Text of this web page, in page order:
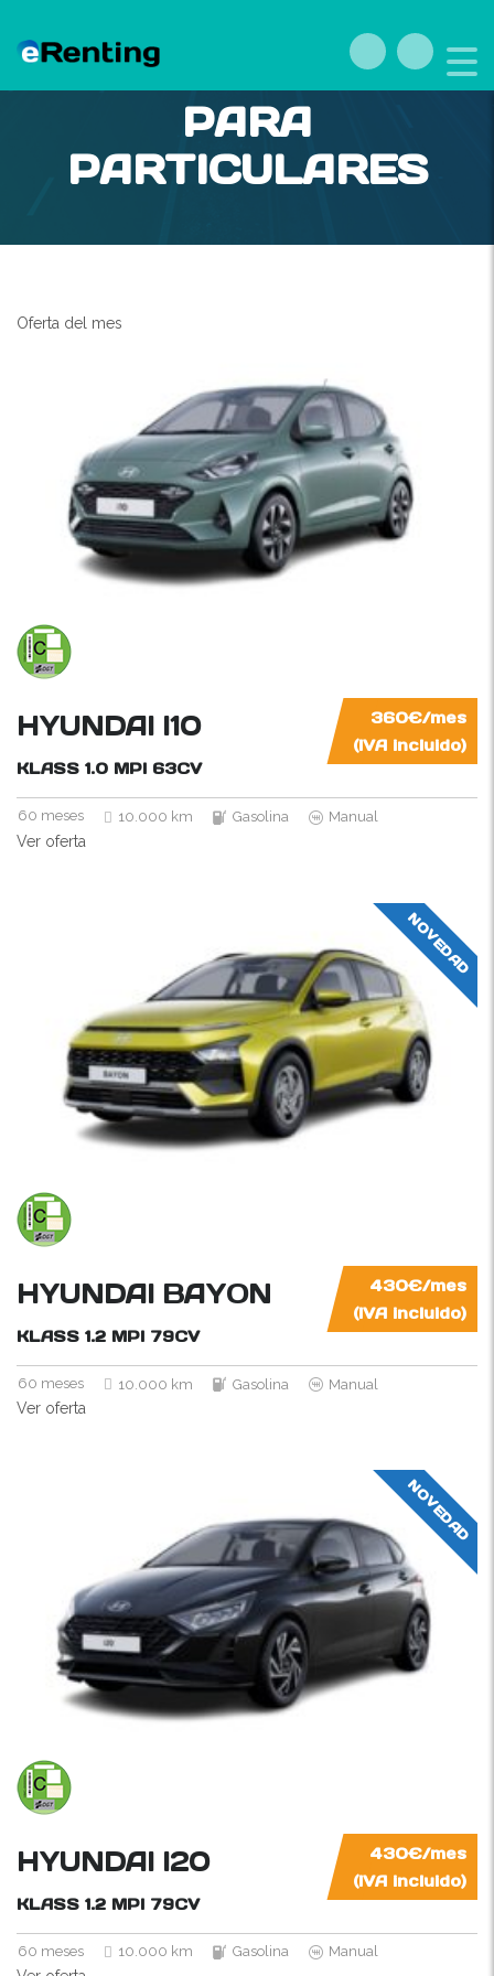
RENTING HYUNDAI
PARA
PARTICULARES
Oferta del mes
360€/mes
(IVA incluido)
HYUNDAI I10
KLASS 1.0 MPI 63CV
60 meses 10.000 km Gasolina Manual
Ver oferta
NOVEDAD
430€/mes
(IVA incluido)
HYUNDAI BAYON
KLASS 1.2 MPI 79CV
60 meses 10.000 km Gasolina Manual
Ver oferta
NOVEDAD
430€/mes
(IVA incluido)
HYUNDAI I20
KLASS 1.2 MPI 79CV
60 meses 10.000 km Gasolina Manual